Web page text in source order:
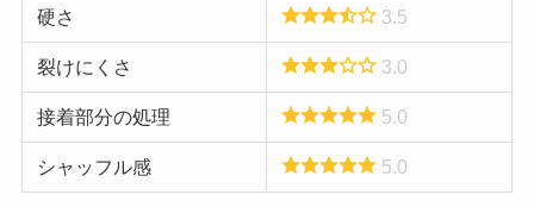
硬さ 3.5
裂けにくさ 3.0
接着部分の処理 5.0
シャッフル感 5.0